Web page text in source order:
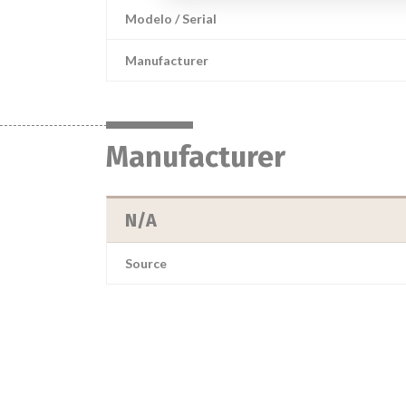
Modelo / Serial
Manufacturer
Manufacturer
N/A
Source